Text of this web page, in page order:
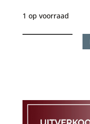
1 op voorraad
rosegoud